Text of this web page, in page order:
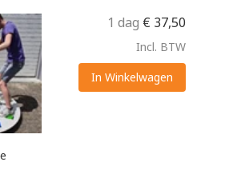
1 dag € 37,50
Incl. BTW
In Winkelwagen